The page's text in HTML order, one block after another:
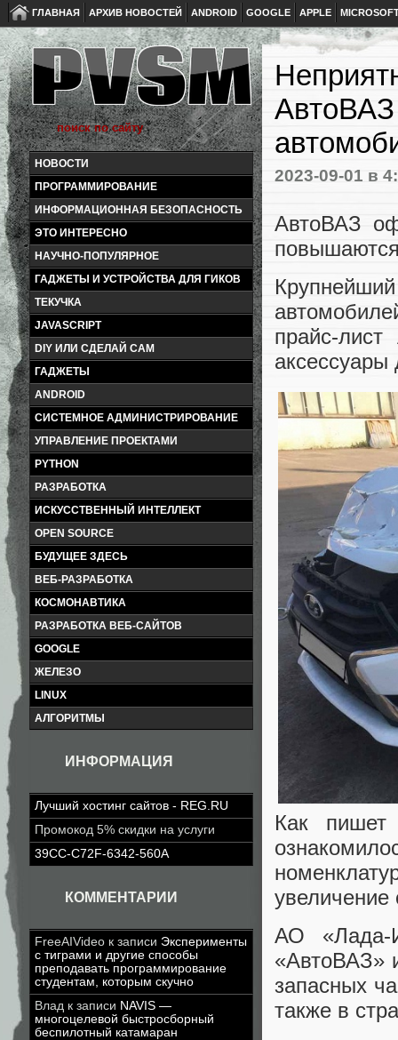
ГЛАВНАЯ АРХИВ НОВОСТЕЙ ANDROID GOOGLE APPLE
НОВОСТИ
ПРОГРАММИРОВАНИЕ
ИНФОРМАЦИОННАЯ БЕЗОПАСНОСТЬ
ЭТО ИНТЕРЕСНО
НАУЧНО-ПОПУЛЯРНОЕ
ГАДЖЕТЫ И УСТРОЙСТВА ДЛЯ ГИКОВ
ТЕКУЧКА
JAVASCRIPT
DIY ИЛИ СДЕЛАЙ САМ
ГАДЖЕТЫ
ANDROID
СИСТЕМНОЕ АДМИНИСТРИРОВАНИЕ
УПРАВЛЕНИЕ ПРОЕКТАМИ
PYTHON
РАЗРАБОТКА
ИСКУССТВЕННЫЙ ИНТЕЛЛЕКТ
OPEN SOURCE
БУДУЩЕЕ ЗДЕСЬ
ВЕБ-РАЗРАБОТКА
КОСМОНАВТИКА
РАЗРАБОТКА ВЕБ-САЙТОВ
GOOGLE
ЖЕЛЕЗО
LINUX
АЛГОРИТМЫ
ИНФОРМАЦИЯ
Лучший хостинг сайтов - REG.RU
Промокод 5% скидки на услуги
39CC-C72F-6342-560A
КОММЕНТАРИИ
FreeAIVideo к записи Эксперименты
с тиграми и другие способы
преподавать программирование
студентам, которым скучно
Влад к записи NAVIS —
многоцелевой быстросборный
беспилотный катамаран
АвтоВАЗ
2023-09-01 в
АвтоВАЗ
прайс-
Как пишет
увеличение
АО «Лада-
«АвтоВАЗ»
запасных
также в